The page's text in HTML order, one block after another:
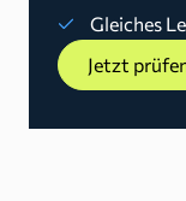
Gleiches
Jetzt